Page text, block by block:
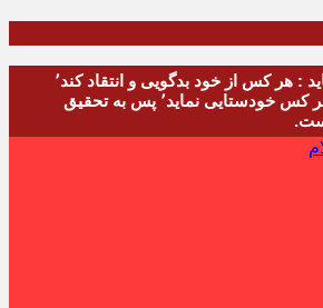
امام علی (ع) می فرماید : هر کس از خود بدگویی و انتقاد کند٬
خود را اصلاح کرده و هر کس خودستایی نماید٬ پس به تحقیق